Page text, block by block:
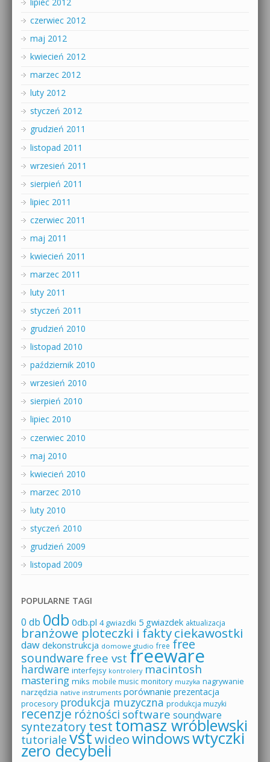
czerwiec 2012
maj 2012
kwiecień 2012
marzec 2012
luty 2012
styczeń 2012
grudzień 2011
listopad 2011
wrzesień 2011
sierpień 2011
lipiec 2011
czerwiec 2011
maj 2011
kwiecień 2011
marzec 2011
luty 2011
styczeń 2011
grudzień 2010
listopad 2010
październik 2010
wrzesień 2010
sierpień 2010
lipiec 2010
czerwiec 2010
maj 2010
kwiecień 2010
marzec 2010
luty 2010
styczeń 2010
grudzień 2009
listopad 2009
POPULARNE TAGI
0 db 0db 0db.pl 4 gwiazdki 5 gwiazdek aktualizacja
branżowe ploteczki i faktyciekawostki
daw dekonstrukcja domowe studio free free
soundware free vst freeware
hardware interfejsy kontrolery macintosh
mastering miks mobile music monitory muzyka nagrywanie
narzędzia native instruments porównanie prezentacja
procesory produkcja muzyczna produkcja muzyki
recenzje różności software soundware
syntezatorytesttomasz wróblewski
tutoriale vstwideowindowswtyczki
zero decybeli